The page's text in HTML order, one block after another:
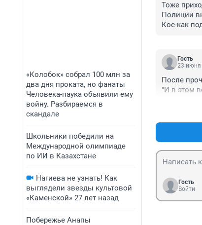
«Колобок» собрал 100 млн за
два дня проката, но фанаты
Человека-паука объявили ему
войну. Разбираемся в
скандале
Школьники победили на
Международной олимпиаде
по ИИ в Казахстане
Нагиева не узнать! Как
выглядели звезды культовой
«Каменской» 27 лет назад
Побережье Анапы
Тоже
Полиции
Кое-как
Гость
23 июня
После
"И в этом
Гость
Войти